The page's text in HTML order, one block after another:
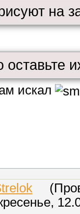
на
искал